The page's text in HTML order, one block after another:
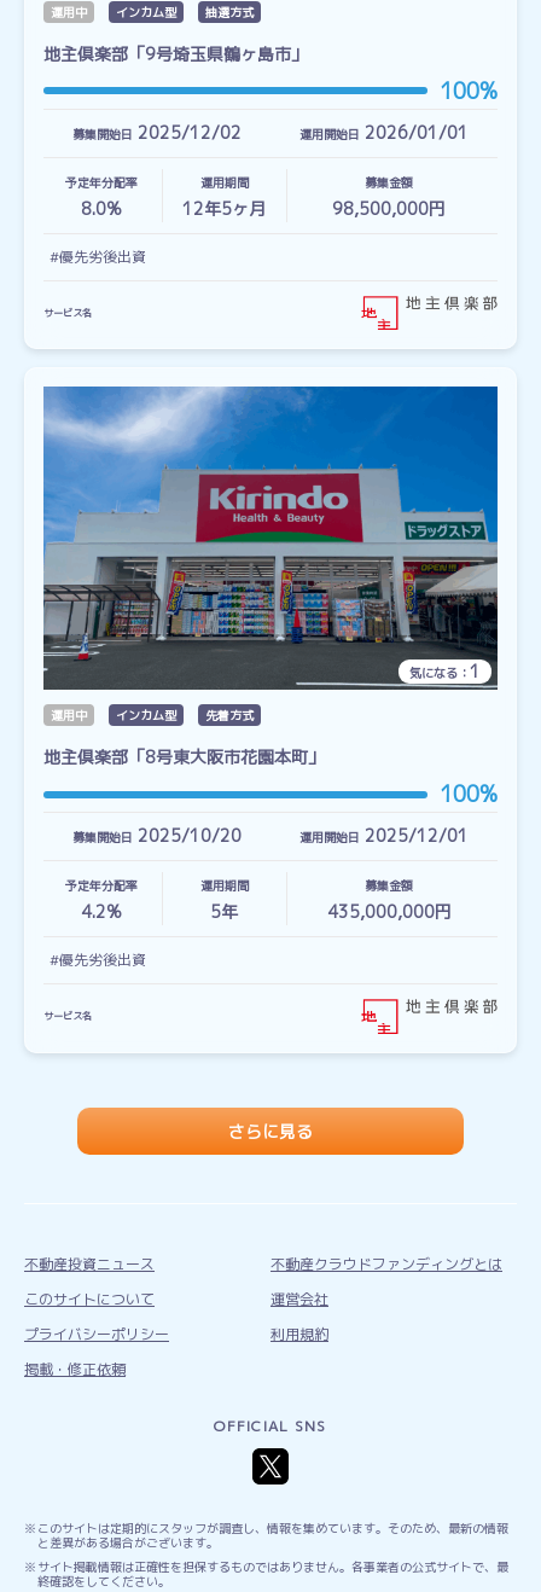
運用中 インカム型 抽選方式
地主倶楽部「9号埼玉県鶴ヶ島市」
100%
募集開始日 2025/12/02 運用開始日 2026/01/01
予定年分配率
8.0%
運用期間
12年5ヶ月
募集金額
98,500,000円
#優先劣後出資
サービス名
気になる： 1
運用中 インカム型 先着方式
地主倶楽部「8号東大阪市花園本町」
100%
募集開始日 2025/10/20 運用開始日 2025/12/01
予定年分配率
4.2%
運用期間
5年
募集金額
435,000,000円
#優先劣後出資
サービス名
さらに見る
不動産投資ニュース
不動産クラウドファンディングとは
このサイトについて
運営会社
プライバシーポリシー
利用規約
掲載・修正依頼
OFFICIAL SNS
このサイトは定期的にスタッフが調査し、情報を集めています。そのため、最新の情報
と差異がある場合がございます。
サイト掲載情報は正確性を担保するものではありません。各事業者の公式サイトで、最
終確認をしてください。